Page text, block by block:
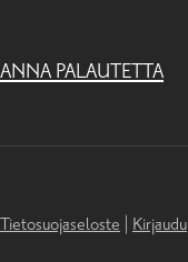
ANNA PALAUTETTA
Tietosuojaseloste Kirjaudu